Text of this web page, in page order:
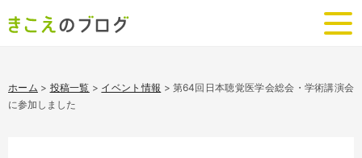
ホーム > 投稿一覧 > イベント情報 > 第64回日本聴覚医学会総会・学術講演会
に参加しました